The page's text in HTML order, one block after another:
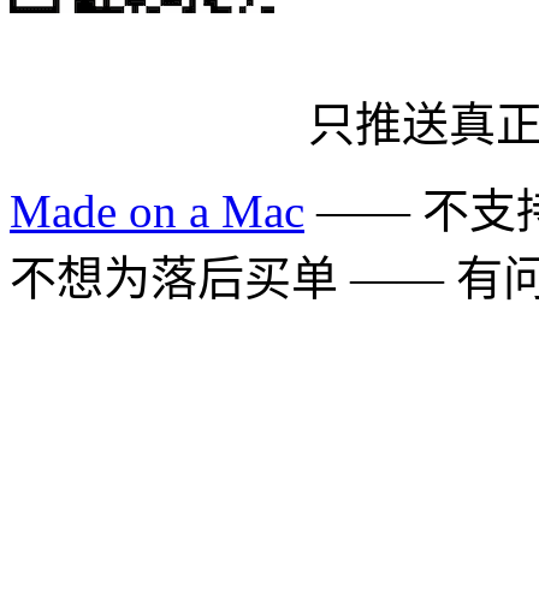
只推送真
Made on a Mac —— 不支
不想为落后买单 —— 有